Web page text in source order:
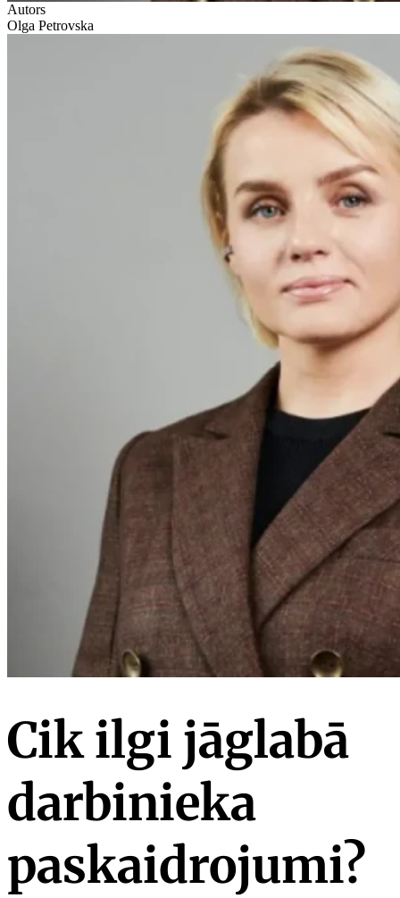
Autors
Olga Petrovska
Cik ilgi jāglabā
darbinieka
paskaidrojumi?